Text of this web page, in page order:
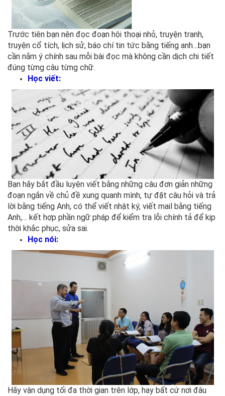
Trước tiên bạn nên đọc đoạn hội thoại nhỏ, truyện tranh,
truyện cổ tích, lịch sử, báo chí tin tức bằng tiếng anh…bạn
cần nắm ý chính sau mỗi bài đọc mà không cần dịch chi tiết
đúng từng câu từng chữ.
Học viết:
Bạn hãy bắt đầu luyện viết bằng những câu đơn giản những
đoạn ngắn về chủ đề xung quanh mình, tự đặt câu hỏi và trả
lời bằng tiếng Anh, có thể viết nhật ký, viết mail bằng tiếng
Anh,… kết hợp phần ngữ pháp để kiểm tra lỗi chính tả để kịp
thời khắc phục, sửa sai.
Học nói:
Hãy vận dụng tối đa thời gian trên lớp, hay bất cứ nơi đâu